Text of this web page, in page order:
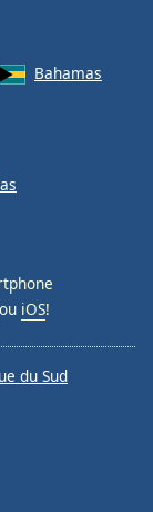
Bahamas
ou iOS!
du Sud